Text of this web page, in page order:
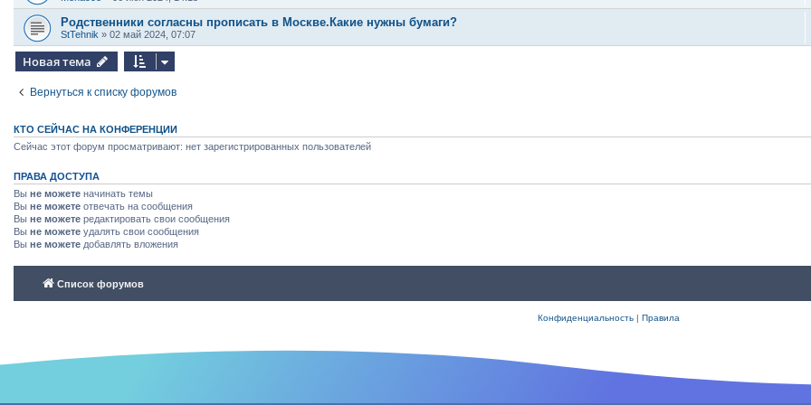
Родственники согласны прописать в Москве.Какие нужны бумаги?
StTehnik » 02 май 2024, 07:07
Новая тема
Вернуться к списку форумов
КТО СЕЙЧАС НА КОНФЕРЕНЦИИ
Сейчас этот форум просматривают: нет зарегистрированных пользователей
ПРАВА ДОСТУПА
Вы не можете начинать темы
Вы не можете отвечать на сообщения
Вы не можете редактировать свои сообщения
Вы не можете удалять свои сообщения
Вы не можете добавлять вложения
Список форумов
Конфиденциальность| Правила